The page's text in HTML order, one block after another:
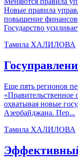
Новые правила
повышение
Государство
Тамила ХАЛИЛОВА
Еще пять регионов
«Правительственное
охватывая новые
Азербайджана. Пер...
Тамила ХАЛИЛОВА